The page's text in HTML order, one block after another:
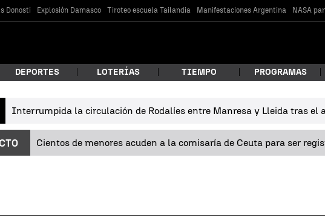
Donosti Explosión Damasco Tiroteo escuela Tailandia Manifestaciones Argentina NASA
¿Qué estás buscando?
DEPORTES LOTERÍAS TIEMPO PROGRAMAS
Interrumpida la circulación de Rodalíes entre Manresa y Lleida tras el
Cientos de menores acuden a la comisaría de Ceuta para ser